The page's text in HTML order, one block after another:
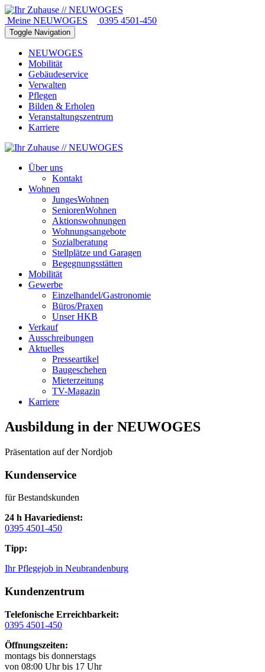
Meine NEUWOGES 0395 4501-450
Toggle Navigation
NEUWOGES
Mobilität
Gebäudeservice
Verwalten
Pflegen
Bilden & Erholen
Veranstaltungszentrum
Karriere
Über uns
Kontakt
Wohnen
JungesWohnen
SeniorenWohnen
Aktionswohnungen
Wohnungsangebote
Sozialberatung
Stellplätze und Garagen
Begegnungsstätten
Mobilität
Gewerbe
Einzelhandel/Gastronomie
Büros/Praxen
Unser HKB
Verkauf
Ausschreibungen
Aktuelles
Presseartikel
Baugeschehen
Mieterzeitung
TV-Magazin
Karriere
Ausbildung in der NEUWOGES
Präsentation auf der Nordjob
Kundenservice
für Bestandskunden
24 h Havariedienst:
0395 4501-450
Tipp:
Ihr Pflegejob in Neubrandenburg
Kundenzentrum
Telefonische Erreichbarkeit:
0395 4501-450
Öffnungszeiten:
montags bis donnerstags
von 08:00 Uhr bis 17 Uhr